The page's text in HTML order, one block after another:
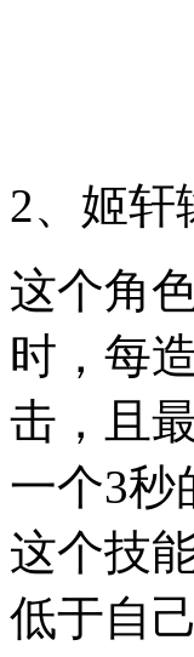
2、姬轩
这个角
时，每
击，且
一个3秒
这个技
低于自